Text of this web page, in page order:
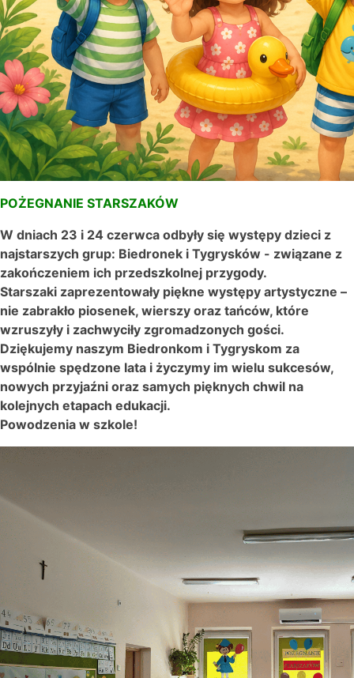
POŻEGNANIE STARSZAKÓW
W dniach 23 i 24 czerwca odbyły się występy dzieci z
najstarszych grup: Biedronek i Tygrysków - związane z
zakończeniem ich przedszkolnej przygody.
Starszaki zaprezentowały piękne występy artystyczne –
nie zabrakło piosenek, wierszy oraz tańców, które
wzruszyły i zachwyciły zgromadzonych gości.
Dziękujemy naszym Biedronkom i Tygryskom za
wspólnie spędzone lata i życzymy im wielu sukcesów,
nowych przyjaźni oraz samych pięknych chwil na
kolejnych etapach edukacji.
Powodzenia w szkole!